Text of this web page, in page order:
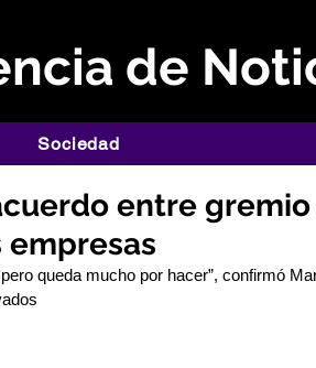
de
Sociedad
entre
empresas
queda mucho por hacer”, confirmó